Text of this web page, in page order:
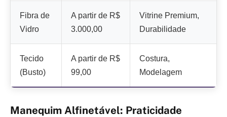
Fibra de
Vidro
A partir de R$
3.000,00
Vitrine Premium,
Durabilidade
Tecido
(Busto)
A partir de R$
99,00
Costura,
Modelagem
Manequim Alfinetável: Praticidade